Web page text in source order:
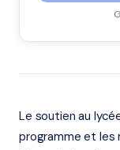
Le soutien au
programme et les